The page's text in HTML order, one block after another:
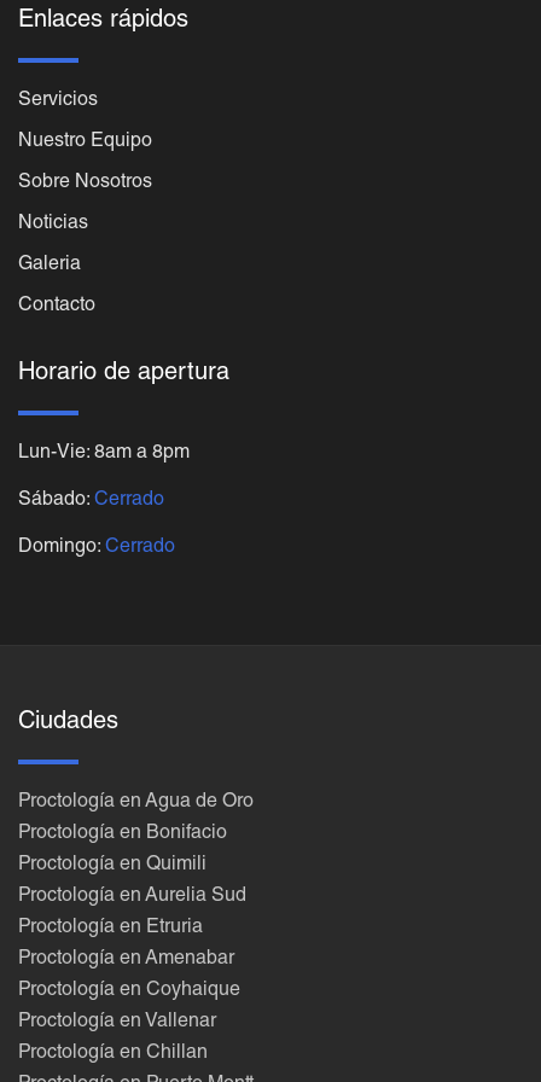
Enlaces rápidos
Servicios
Nuestro Equipo
Sobre Nosotros
Noticias
Galeria
Contacto
Horario de apertura
Lun-Vie: 8am a 8pm
Sábado: Cerrado
Domingo: Cerrado
Ciudades
Proctología en Agua de Oro
Proctología en Bonifacio
Proctología en Quimili
Proctología en Aurelia Sud
Proctología en Etruria
Proctología en Amenabar
Proctología en Coyhaique
Proctología en Vallenar
Proctología en Chillan